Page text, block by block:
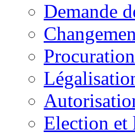
Demande
Procuration
Election et